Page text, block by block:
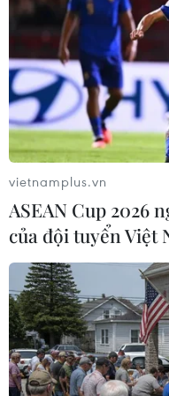
Xác định biến đổi khí
gia, Ngoại trưởng Mỹ
cam kết nước này sẽ đi
biến đổi khí hậu.
vietnamplus.vn
ASEAN Cup 2026
của đội tuyển Việt